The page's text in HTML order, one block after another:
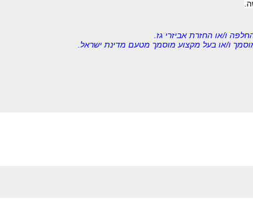
ו/או החזרת אביזרי גז.
ו/או בעל מקצוע מוסמך מטעם מדינת ישראל.